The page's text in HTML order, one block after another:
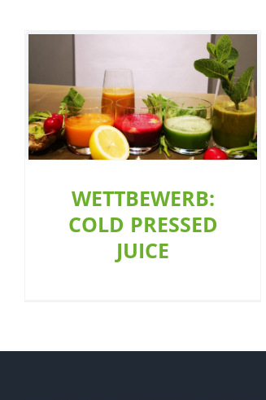
WETTBEWERB: COLD
PRESSED JUICE
Aktion Restaurant
WETTBEWERB:
COLD PRESSED
JUICE